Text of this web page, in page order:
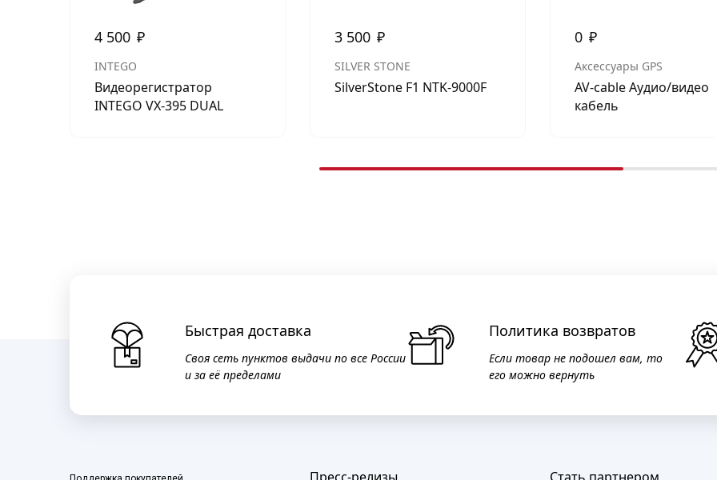
4 500 ₽
INTEGO
Видеорегистратор
INTEGO VX-395 DUAL
3 500 ₽
SILVER STONE
SilverStone F1 NTK-9000F
0 ₽
Аксессуары GPS
AV-cable Аудио/видео
кабель
Быстрая доставка
Своя сеть пунктов выдачи по все России
и за её пределами
Политика возвратов
Если товар не подошел вам, то
его можно вернуть